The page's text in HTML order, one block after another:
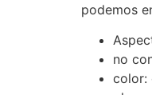
podemos
no
color: